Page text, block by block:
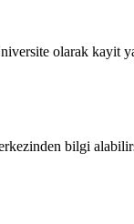
olarak kayit
bilgi